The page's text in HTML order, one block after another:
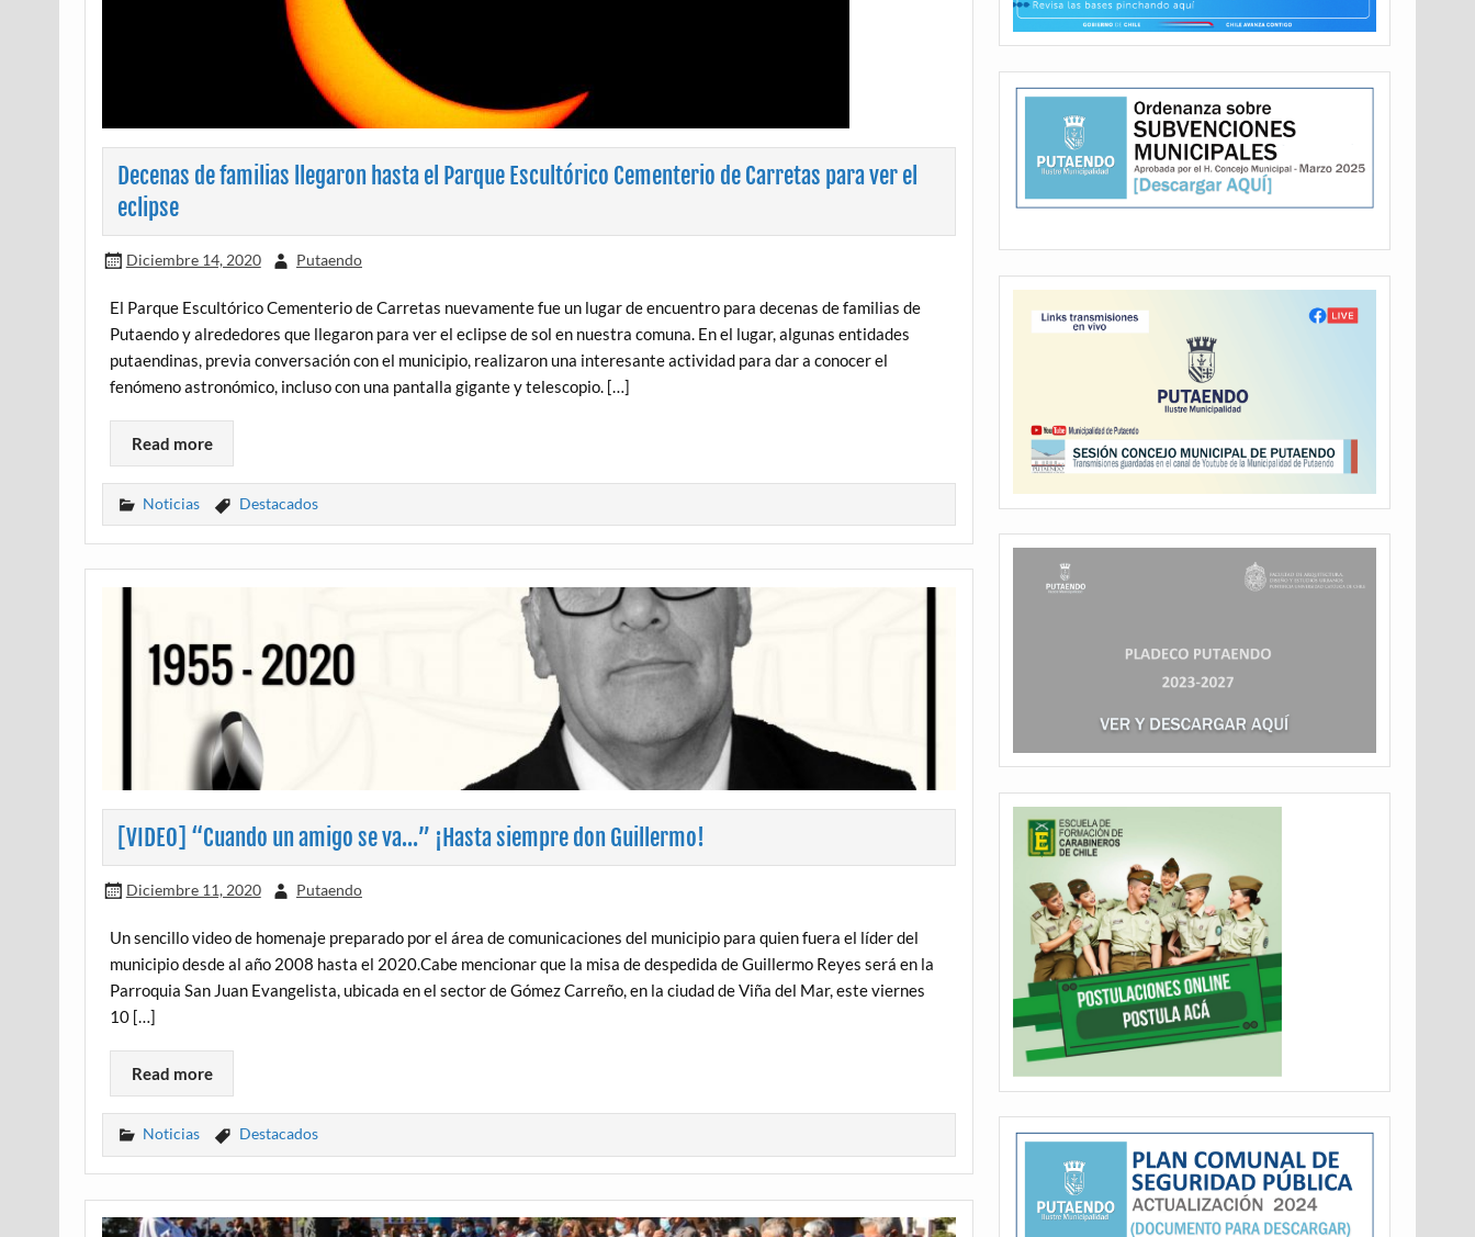
Decenas de familias llegaron hasta el Parque Escultórico Cementerio de Carretas para ver el
eclipse
Diciembre 14, 2020 Putaendo
El Parque Escultórico Cementerio de Carretas nuevamente fue un lugar de encuentro para decenas de familias de
Putaendo y alrededores que llegaron para ver el eclipse de sol en nuestra comuna. En el lugar, algunas entidades
putaendinas, previa conversación con el municipio, realizaron una interesante actividad para dar a conocer el
fenómeno astronómico, incluso con una pantalla gigante y telescopio. […]
Read more
Noticias Destacados
[VIDEO] “Cuando un amigo se va…” ¡Hasta siempre don Guillermo!
Diciembre 11, 2020 Putaendo
Un sencillo video de homenaje preparado por el área de comunicaciones del municipio para quien fuera el líder del
municipio desde al año 2008 hasta el 2020.Cabe mencionar que la misa de despedida de Guillermo Reyes será en la
Parroquia San Juan Evangelista, ubicada en el sector de Gómez Carreño, en la ciudad de Viña del Mar, este viernes
10 […]
Read more
Noticias Destacados